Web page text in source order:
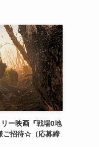
ー映画『戦場0地
ご招待☆（応募締